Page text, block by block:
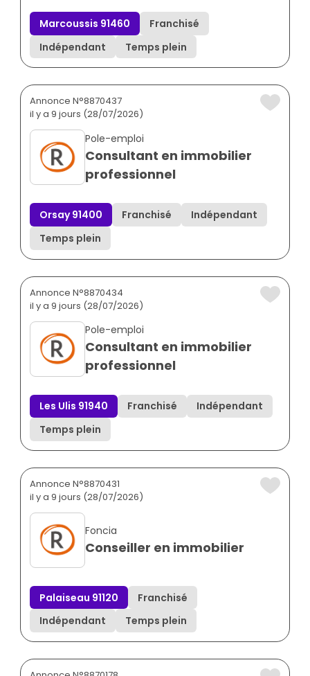
Marcoussis 91460
Franchisé
Indépendant
Temps plein
Annonce N°8870437
il y a 9 jours (28/07/2026)
Pole-emploi
Consultant en immobilier
professionnel
Orsay 91400 Franchisé
Indépendant
Temps plein
Annonce N°8870434
il y a 9 jours (28/07/2026)
Pole-emploi
Consultant en immobilier
professionnel
Les Ulis 91940 Franchisé
Indépendant
Temps plein
Annonce N°8870431
il y a 9 jours (28/07/2026)
Foncia
Conseiller en immobilier
Palaiseau 91120
Franchisé
Indépendant
Temps plein